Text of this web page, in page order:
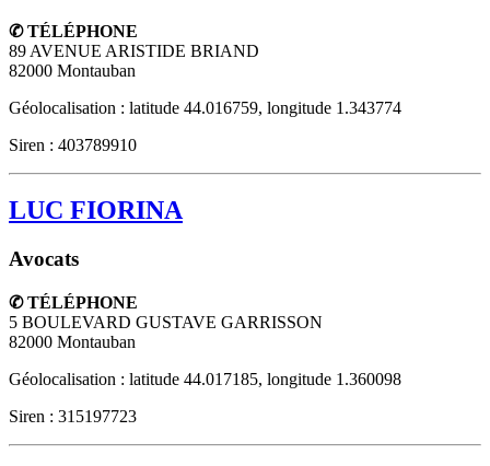
✆ TÉLÉPHONE
89 AVENUE ARISTIDE BRIAND
82000 Montauban
Géolocalisation : latitude 44.016759, longitude 1.343774
Siren : 403789910
LUC FIORINA
Avocats
✆ TÉLÉPHONE
5 BOULEVARD GUSTAVE GARRISSON
82000 Montauban
Géolocalisation : latitude 44.017185, longitude 1.360098
Siren : 315197723